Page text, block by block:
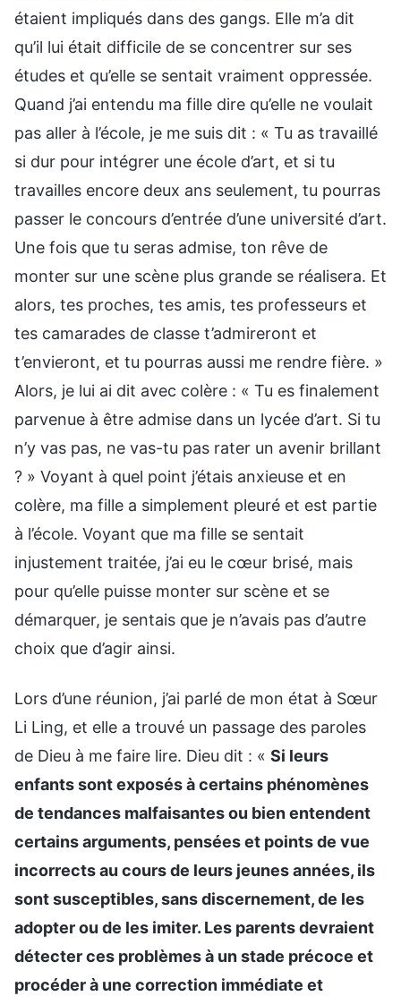
étaient impliqués dans des gangs. Elle m’a dit
qu’il lui était difficile de se concentrer sur ses
études et qu’elle se sentait vraiment oppressée.
Quand j’ai entendu ma fille dire qu’elle ne voulait
pas aller à l’école, je me suis dit : « Tu as travaillé
si dur pour intégrer une école d’art, et si tu
travailles encore deux ans seulement, tu pourras
passer le concours d’entrée d’une université d’art.
Une fois que tu seras admise, ton rêve de
monter sur une scène plus grande se réalisera. Et
alors, tes proches, tes amis, tes professeurs et
tes camarades de classe t’admireront et
t’envieront, et tu pourras aussi me rendre fière. »
Alors, je lui ai dit avec colère : « Tu es finalement
parvenue à être admise dans un lycée d’art. Si tu
n’y vas pas, ne vas-tu pas rater un avenir brillant
? » Voyant à quel point j’étais anxieuse et en
colère, ma fille a simplement pleuré et est partie
à l’école. Voyant que ma fille se sentait
injustement traitée, j’ai eu le cœur brisé, mais
pour qu’elle puisse monter sur scène et se
démarquer, je sentais que je n’avais pas d’autre
choix que d’agir ainsi.
Lors d’une réunion, j’ai parlé de mon état à Sœur
Li Ling, et elle a trouvé un passage des paroles
de Dieu à me faire lire. Dieu dit : « Si leurs
enfants sont exposés à certains phénomènes
de tendances malfaisantes ou bien entendent
certains arguments, pensées et points de vue
incorrects au cours de leurs jeunes années, ils
sont susceptibles, sans discernement, de les
adopter ou de les imiter. Les parents devraient
détecter ces problèmes à un stade précoce et
procéder à une correction immédiate et